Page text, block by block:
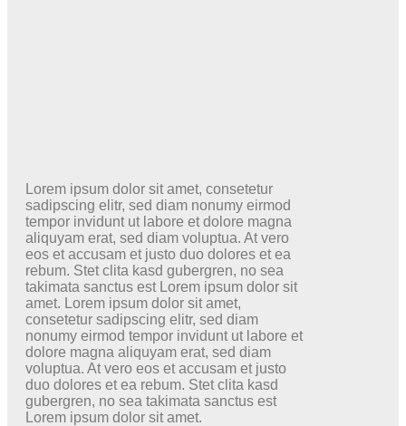
Lorem ipsum dolor sit amet, consetetur
sadipscing elitr, sed diam nonumy eirmod
tempor invidunt ut labore et dolore magna
aliquyam erat, sed diam voluptua. At vero
eos et accusam et justo duo dolores et ea
rebum. Stet clita kasd gubergren, no sea
takimata sanctus est Lorem ipsum dolor sit
amet. Lorem ipsum dolor sit amet,
consetetur sadipscing elitr, sed diam
nonumy eirmod tempor invidunt ut labore et
dolore magna aliquyam erat, sed diam
voluptua. At vero eos et accusam et justo
duo dolores et ea rebum. Stet clita kasd
gubergren, no sea takimata sanctus est
Lorem ipsum dolor sit amet.